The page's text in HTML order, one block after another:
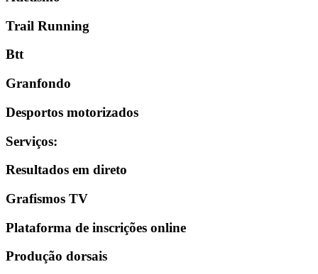
Trail Running
Btt
Granfondo
Desportos motorizados
Serviços:
Resultados em direto
Grafismos TV
Plataforma de inscrições online
Produção dorsais